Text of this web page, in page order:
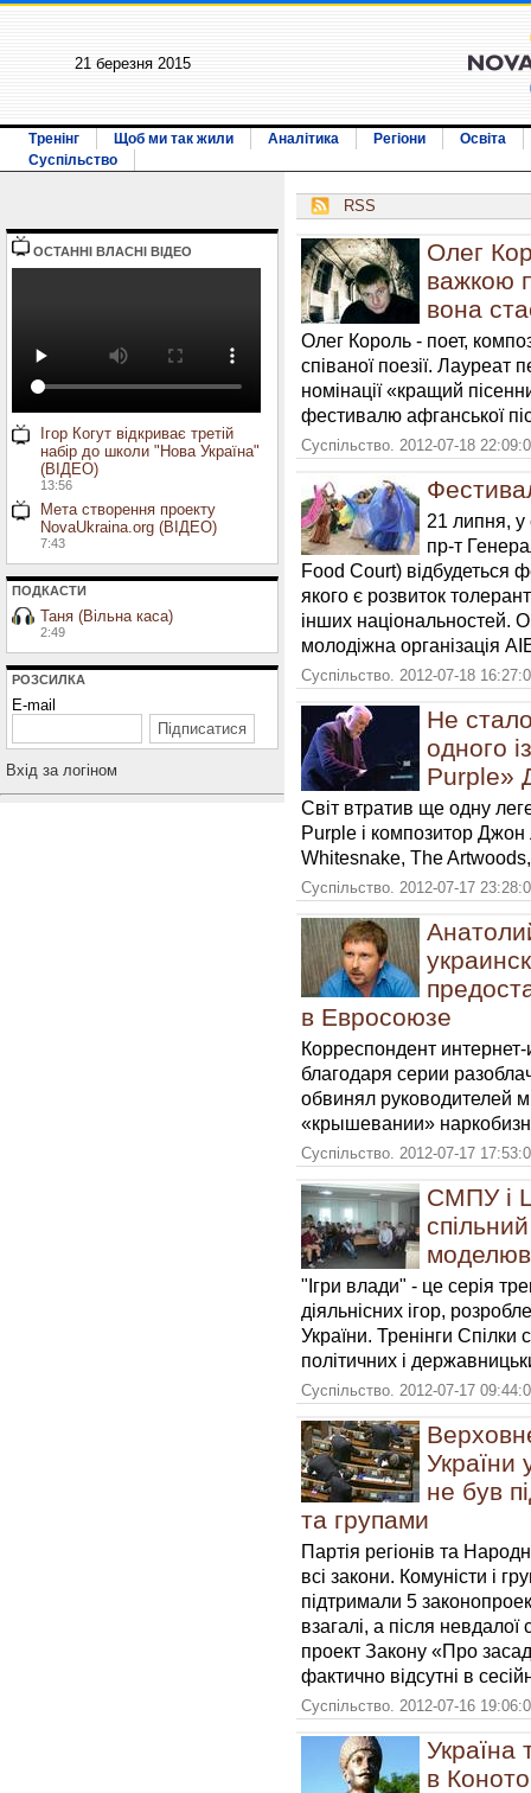
21 березня 2015
Тренінг Щоб ми так жили Аналітика Регіони
Освіта
Суспільство
ОСТАННI ВЛАСНI ВIДЕО
Ігор Когут відкриває третій
набір до школи "Нова Україна"
(ВІДЕО)
13:56
Мета створення проекту
NovaUkraina.org (ВІДЕО)
7:43
ПОДКАСТИ
Таня (Вільна каса)
2:49
РОЗСИЛКА
E-mail
Вхiд за логiном
RSS
Олег
важкою
вона
Олег Король - поет,
співаної поезії.
номінації «кращий
фестивалю афганської
Суспільство. 2012-07-18
21 липня,
пр-т
Food Court) відбудеться
якого є розвиток
інших національностей.
молодіжна організація
Суспільство. 2012-07-18
Не
одного
Purple»
Світ втратив ще одну
Purple і композитор
Whitesnake, The
Суспільство. 2012-07-17
в Евросоюзe
Корреспондент
благодаря серии
обвинял руководителей
«крышевании»
Суспільство. 2012-07-17
СМПУ і
"Ігри влади" - це серія
діяльнісних ігор,
України. Тренінги
політичних і
Суспільство. 2012-07-17
України
не був
та групами
Партія регіонів та
всі закони. Комуністи і
підтримали 5
взагалі, а після невдалої
проект Закону «Про
фактично відсутні в
Суспільство. 2012-07-16
Україна
в